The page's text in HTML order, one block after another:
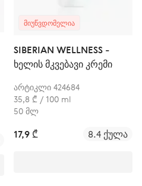
ᲛᲘᲣᲬᲕᲓᲝᲛᲔᲚᲘᲐ
SIBERIAN WELLNESS -
ხელის მკვებავი კრემი
არტიკლი 424684
35,8 ₾ / 100 ml
50 მლ
17,9 ₾ 8.4 ქულა